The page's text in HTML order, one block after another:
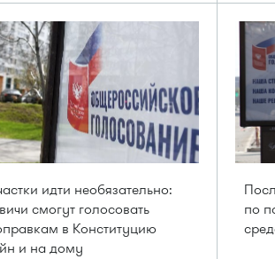
идти необязательно:
смогут голосовать
в Конституцию
и на дому
по